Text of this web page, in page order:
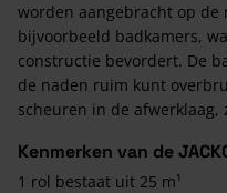
worden aangebracht op de
bijvoorbeeld badkamers,
constructie bevordert. De
de naden ruim kunt
scheuren in de afwerklaag,
Kenmerken van de
1 rol bestaat uit 25 m¹